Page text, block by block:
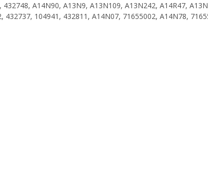
A14N90, A13N9, A13N109, A13N242, A14R47,
104941, 432811, A14N07, 71655002, A14N78,